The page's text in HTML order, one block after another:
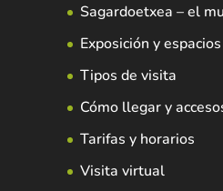
Sagardoetxea – el
Exposición y espacios
Tipos de visita
Cómo llegar y
Tarifas y horarios
Visita virtual